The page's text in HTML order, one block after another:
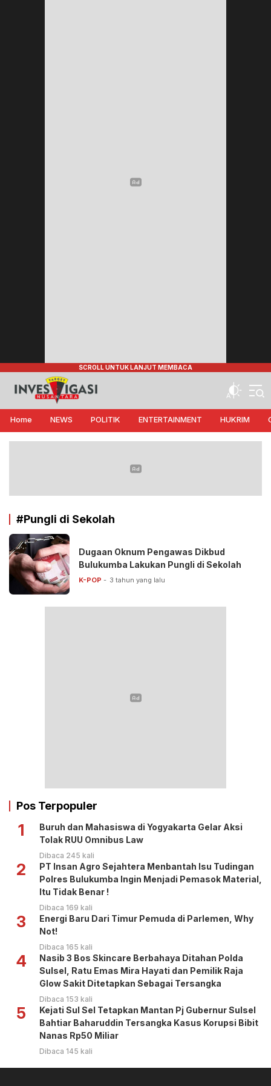
Target Investigasi Nusantara
Edukasi Nusantara
Home NEWS POLITIK ENTERTAINMENT HUKRIM
#Pungli di Sekolah
Dugaan Oknum Pengawas Dikbud
Bulukumba Lakukan Pungli di Sekolah
K-POP 3 tahun yang lalu
Pos Terpopuler
1
Buruh dan Mahasiswa di Yogyakarta Gelar Aksi
Tolak RUU Omnibus Law
Dibaca 245 kali
2
PT Insan Agro Sejahtera Menbantah Isu Tudingan
Polres Bulukumba Ingin Menjadi Pemasok Material,
Itu Tidak Benar !
Dibaca 169 kali
3
Energi Baru Dari Timur Pemuda di Parlemen, Why
Not!
Dibaca 165 kali
4
Nasib 3 Bos Skincare Berbahaya Ditahan Polda
Sulsel, Ratu Emas Mira Hayati dan Pemilik Raja
Glow Sakit Ditetapkan Sebagai Tersangka
Dibaca 153 kali
5
Kejati Sul Sel Tetapkan Mantan Pj Gubernur Sulsel
Bahtiar Baharuddin Tersangka Kasus Korupsi Bibit
Nanas Rp50 Miliar
Dibaca 145 kali